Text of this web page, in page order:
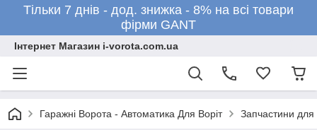
Тільки 7 днів - дод. знижка - 8% на всі товари
фірми GANT
Інтернет Магазин i-vorota.com.ua
Гаражні Ворота - Автоматика Для Воріт Запчастини для